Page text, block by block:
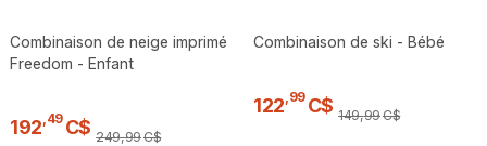
Combinaison de neige imprimé
Freedom - Enfant
192 49 C$ 249,99C$
Combinaison de ski - Bébé
122 99 C$ 149,99C$